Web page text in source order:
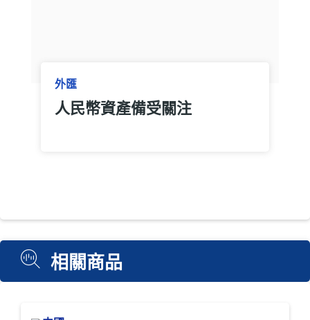
外匯
人民幣資產備受關注
相關商品